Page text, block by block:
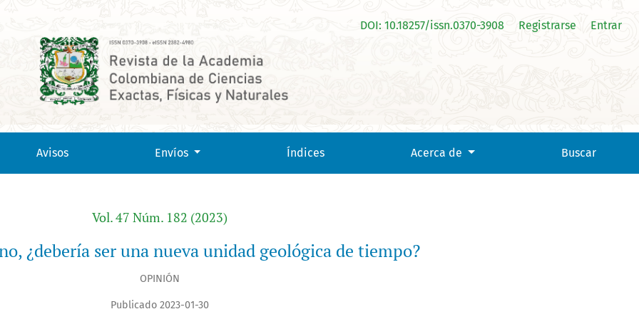
Avisos Envíos Índices Acerca de Buscar
DOI: 10.18257/issn.0370-3908 Registrarse Entrar
Vol. 47 Núm. 182 (2023)
¿debería ser una nueva unidad geológica de tiempo?
OPINIÓN
Publicado 2023-01-30